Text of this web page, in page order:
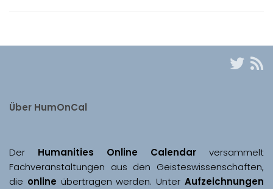
Über HumOnCal
Der Humanities Online Calendar versammelt
Fachveranstaltungen aus den Geisteswissenschaften,
die online übertragen werden. Unter Aufzeichnungen